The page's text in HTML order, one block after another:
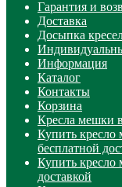
Гарантия и
Доставка
Досыпка
Информация
Каталог
Контакты
Корзина
Кресла мешки
Купить кресло
бесплатной
Купить кресло
доставкой